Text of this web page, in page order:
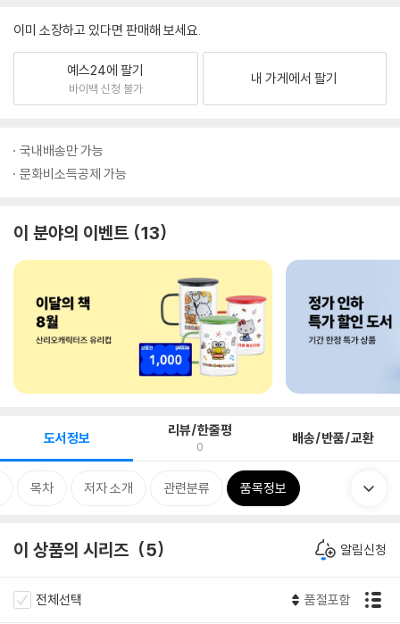
이미 소장하고 있다면 판매해 보세요.
예스24에 팔기
바이백 신청 불가
내 가게에서 팔기
국내배송만 가능
문화비소득공제 가능
이 분야의 이벤트 13
도서정보 리뷰/한줄평
0 배송/반품/교환
목차 저자 소개 관련분류 품목정보
이 상품의 시리즈 5 알림신청
전체선택 품절포함